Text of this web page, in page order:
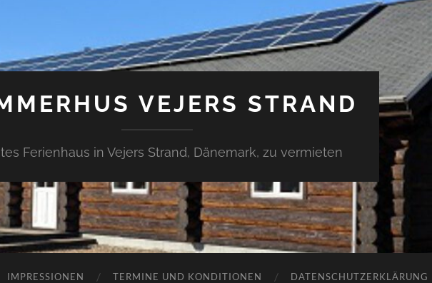
VEJERS STRAND
Ferienhaus in Vejers Strand, Dänemark, zu vermieten
IMPRESSIONEN TERMINE UND KONDITIONEN DATENSCHUTZERKLÄRUNG